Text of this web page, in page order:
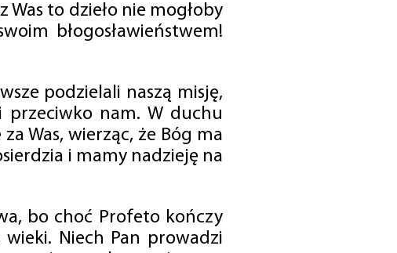
to dzieło nie mogłoby
błogosławieństwem!
podzielali naszą misję,
nam. W duchu
Was, wierząc, że Bóg ma
i mamy nadzieję na
bo choć Profeto kończy
Niech Pan prowadzi